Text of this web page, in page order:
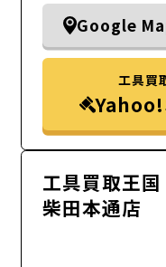
Google
工具買
工具買取王国
柴田本通店